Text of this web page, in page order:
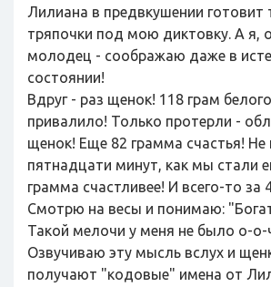
Лилиана в предвкушении готовит
тряпочки под мою диктовку. А я,
молодец - соображаю даже в
состоянии!
Вдруг - раз щенок! 118 грам
привалило! Только протерли -
щенок! Еще 82 грамма счастья!
пятнадцати минут, как мы стали
грамма счастливее! И всего-то за
Смотрю на весы и понимаю:
Такой мелочи у меня не было о-о-
Озвучиваю эту мысль вслух и
получают "кодовые" имена от